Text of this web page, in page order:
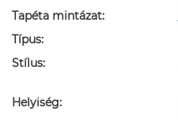
Tapéta mintázat:
Típus:
Stílus:
Helyiség: